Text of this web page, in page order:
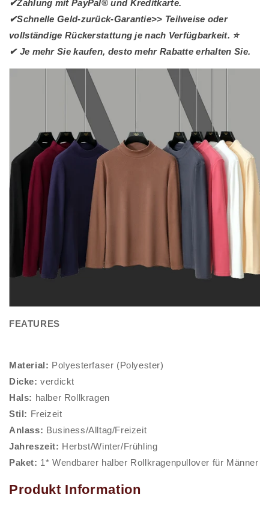
✔Zahlung mit PayPal® und Kreditkarte.
✔Schnelle Geld-zurück-Garantie>> Teilweise oder
vollständige Rückerstattung je nach Verfügbarkeit. ⭐
✔ Je mehr Sie kaufen, desto mehr Rabatte erhalten Sie.
FEATURES
Material: Polyesterfaser (Polyester)
Dicke: verdickt
Hals: halber Rollkragen
Stil: Freizeit
Anlass: Business/Alltag/Freizeit
Jahreszeit: Herbst/Winter/Frühling
Paket: 1* Wendbarer halber Rollkragenpullover für Männer
Produkt Information